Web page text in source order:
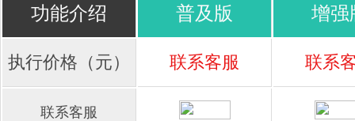
功能介绍 普及版 增强
执行价格（元） 联系客服 联系
联系客服